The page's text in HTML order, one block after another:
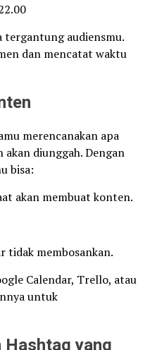
tergantung audiensmu.
dan mencatat waktu
merencanakan apa
diunggah. Dengan
bisa:
akan membuat konten.
tidak membosankan.
Calendar, Trello, atau
untuk